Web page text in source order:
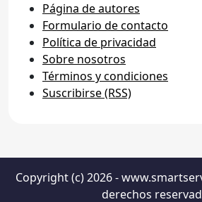
Página de autores
Formulario de contacto
Política de privacidad
Sobre nosotros
Términos y condiciones
Suscribirse (RSS)
Copyright (c) 2026 -
derechos